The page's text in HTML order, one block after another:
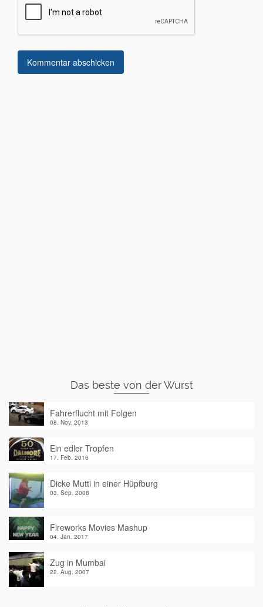
Das beste von der Wurst
Fahrerflucht mit Folgen
08. Nov. 2013
Ein edler Tropfen
17. Feb. 2016
Dicke Mutti in einer Hüpfburg
03. Sep. 2008
Fireworks Movies Mashup
04. Jan. 2017
Zug in Mumbai
22. Aug. 2007